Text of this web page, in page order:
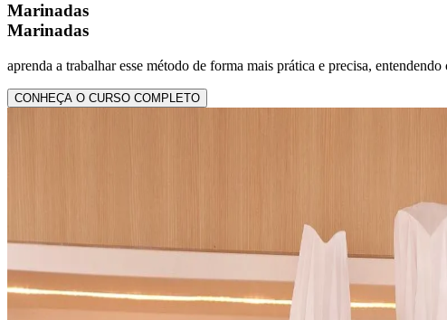
Marinadas
Marinadas
aprenda a trabalhar esse método de forma mais prática e precisa,
CONHEÇA O CURSO COMPLETO